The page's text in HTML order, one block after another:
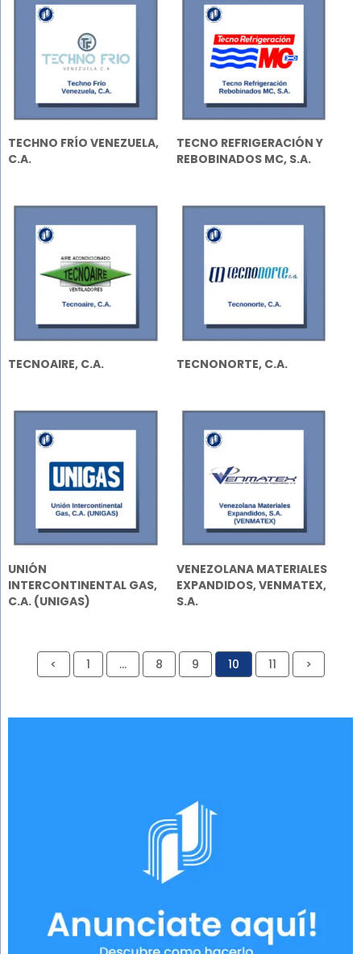
TECHNO FRÍO VENEZUELA,
C.A.
TECNO REFRIGERACIÓN Y
REBOBINADOS MC, S.A.
TECNOAIRE, C.A. TECNONORTE, C.A.
UNIÓN
INTERCONTINENTAL GAS,
C.A. (UNIGAS)
VENEZOLANA MATERIALES
EXPANDIDOS, VENMATEX,
S.A.
< 1 … 8 9 10 11 >